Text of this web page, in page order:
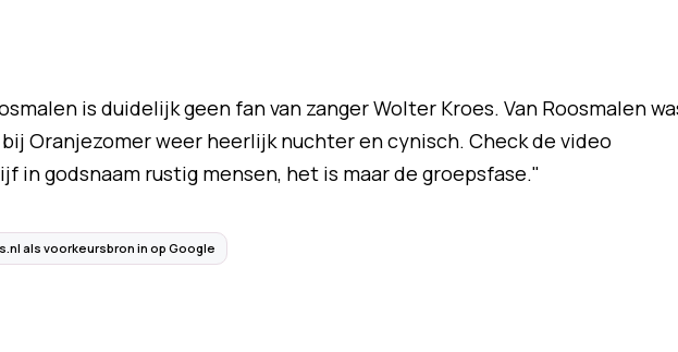
is duidelijk geen fan van zanger Wolter Kroes. Van Roosmalen
Oranjezomer weer heerlijk nuchter en cynisch. Check de video
in godsnaam rustig mensen, het is maar de groepsfase."
als voorkeursbron in op Google